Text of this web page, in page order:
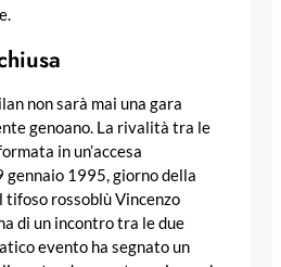
non sarà mai una gara
genoano. La rivalità tra le
in un’accesa
1995, giorno della
tifoso rossoblù Vincenzo
di un incontro tra le due
evento ha segnato un